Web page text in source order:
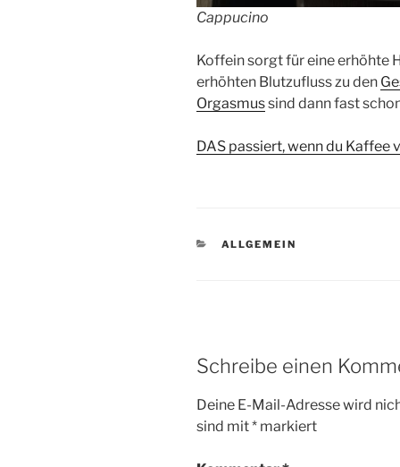
Cappucino
Koffein sorgt für eine erhöhte
erhöhten Blutzufluss zu den
Orgasmussind dann fast
DAS passiert, wenn du Kaffee
KATEGORIEN
ALLGEMEIN
Schreibe einen
Deine E-Mail-Adresse wird
sind mit* markiert